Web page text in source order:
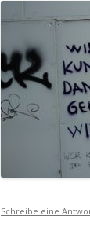
Schreibe eine